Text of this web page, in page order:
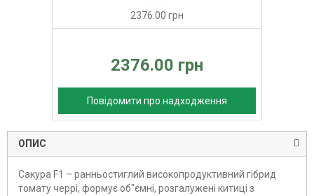
2376.00 грн
2376.00 грн
Повідомити про надходження
ОПИС
Сакура F1 – ранньостиглий високопродуктивний гібрид
томату черрі, формує об"ємні, розгалужені китиці з